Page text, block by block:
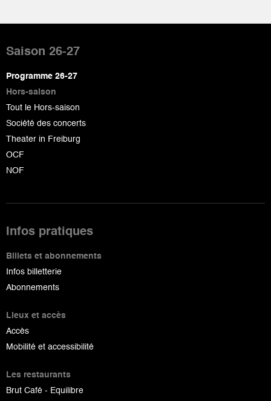
de
page
Saison 26-27
Programme 26-27
Hors-saison
Tout le Hors-saison
Société des concerts
Theater in Freiburg
OCF
NOF
Infos pratiques
Billets et abonnements
Infos billetterie
Abonnements
Lieux et accès
Accès
Mobilité et accessibilité
Les restaurants
Brut Café - Equilibre